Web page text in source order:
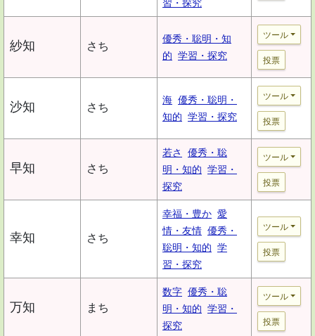
習・探究
紗知 さち
優秀・聡明・知
的 学習・探究
ツール
投票
沙知 さち
海 優秀・聡明・
知的 学習・探究
ツール
投票
早知 さち
若さ
優秀・聡
明・知的 学習・
探究
ツール
投票
幸知 さち
幸福・豊か 愛
情・友情 優秀・
聡明・知的 学
習・探究
ツール
投票
万知 まち
数字 優秀・聡
明・知的 学習・
探究
ツール
投票